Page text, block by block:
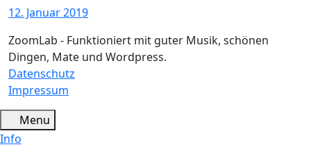
12. Januar 2019
ZoomLab - Funktioniert mit guter Musik, schönen
Dingen, Mate und Wordpress.
Datenschutz
Impressum
Menu
Info